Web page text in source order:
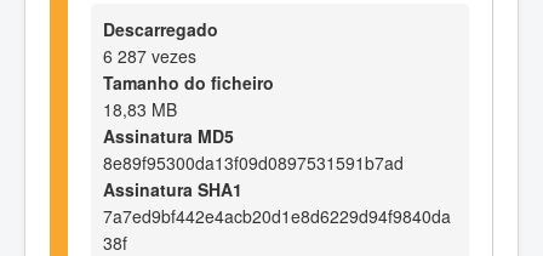
Descarregado
6 287 vezes
Tamanho do ficheiro
18,83 MB
Assinatura MD5
8e89f95300da13f09d0897531591b7ad
Assinatura SHA1
7a7ed9bf442e4acb20d1e8d6229d94f9840da
38f